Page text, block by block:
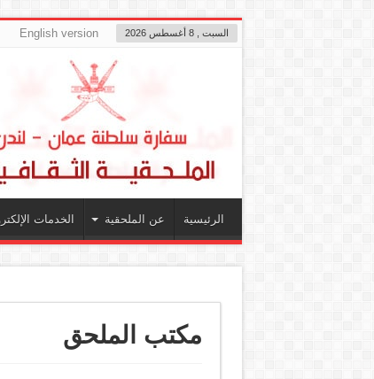
السبت , 8 أغسطس 2026 English version
الرئيسية عن الملحقية الخدمات
مكتب الملحق